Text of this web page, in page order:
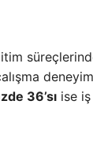
36’sı ise